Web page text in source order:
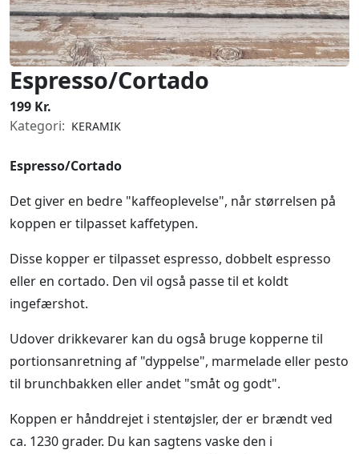
Espresso/Cortado
199 Kr.
Kategori: KERAMIK
Espresso/Cortado
Det giver en bedre "kaffeoplevelse", når størrelsen på
koppen er tilpasset kaffetypen.
Disse kopper er tilpasset espresso, dobbelt espresso
eller en cortado. Den vil også passe til et koldt
ingefærshot.
Udover drikkevarer kan du også bruge kopperne til
portionsanretning af "dyppelse", marmelade eller pesto
til brunchbakken eller andet "småt og godt".
Koppen er hånddrejet i stentøjsler, der er brændt ved
ca. 1230 grader. Du kan sagtens vaske den i